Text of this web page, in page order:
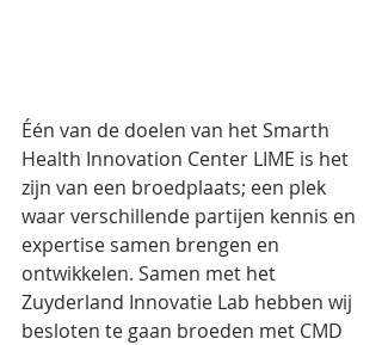
Één van de doelen van het Smarth
Health Innovation Center LIME is het
zijn van een broedplaats; een plek
waar verschillende partijen kennis en
expertise samen brengen en
ontwikkelen. Samen met het
Zuyderland Innovatie Lab hebben wij
besloten te gaan broeden met CMD